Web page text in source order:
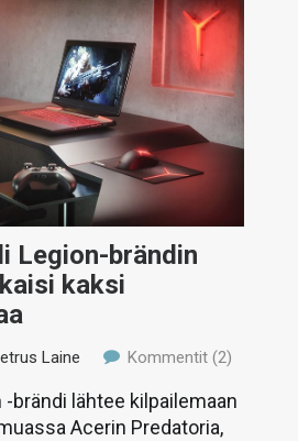
Legion-brändin
kaksi
Laine Kommentit (2)
-brändi lähtee kilpailemaan
Acerin Predatoria,